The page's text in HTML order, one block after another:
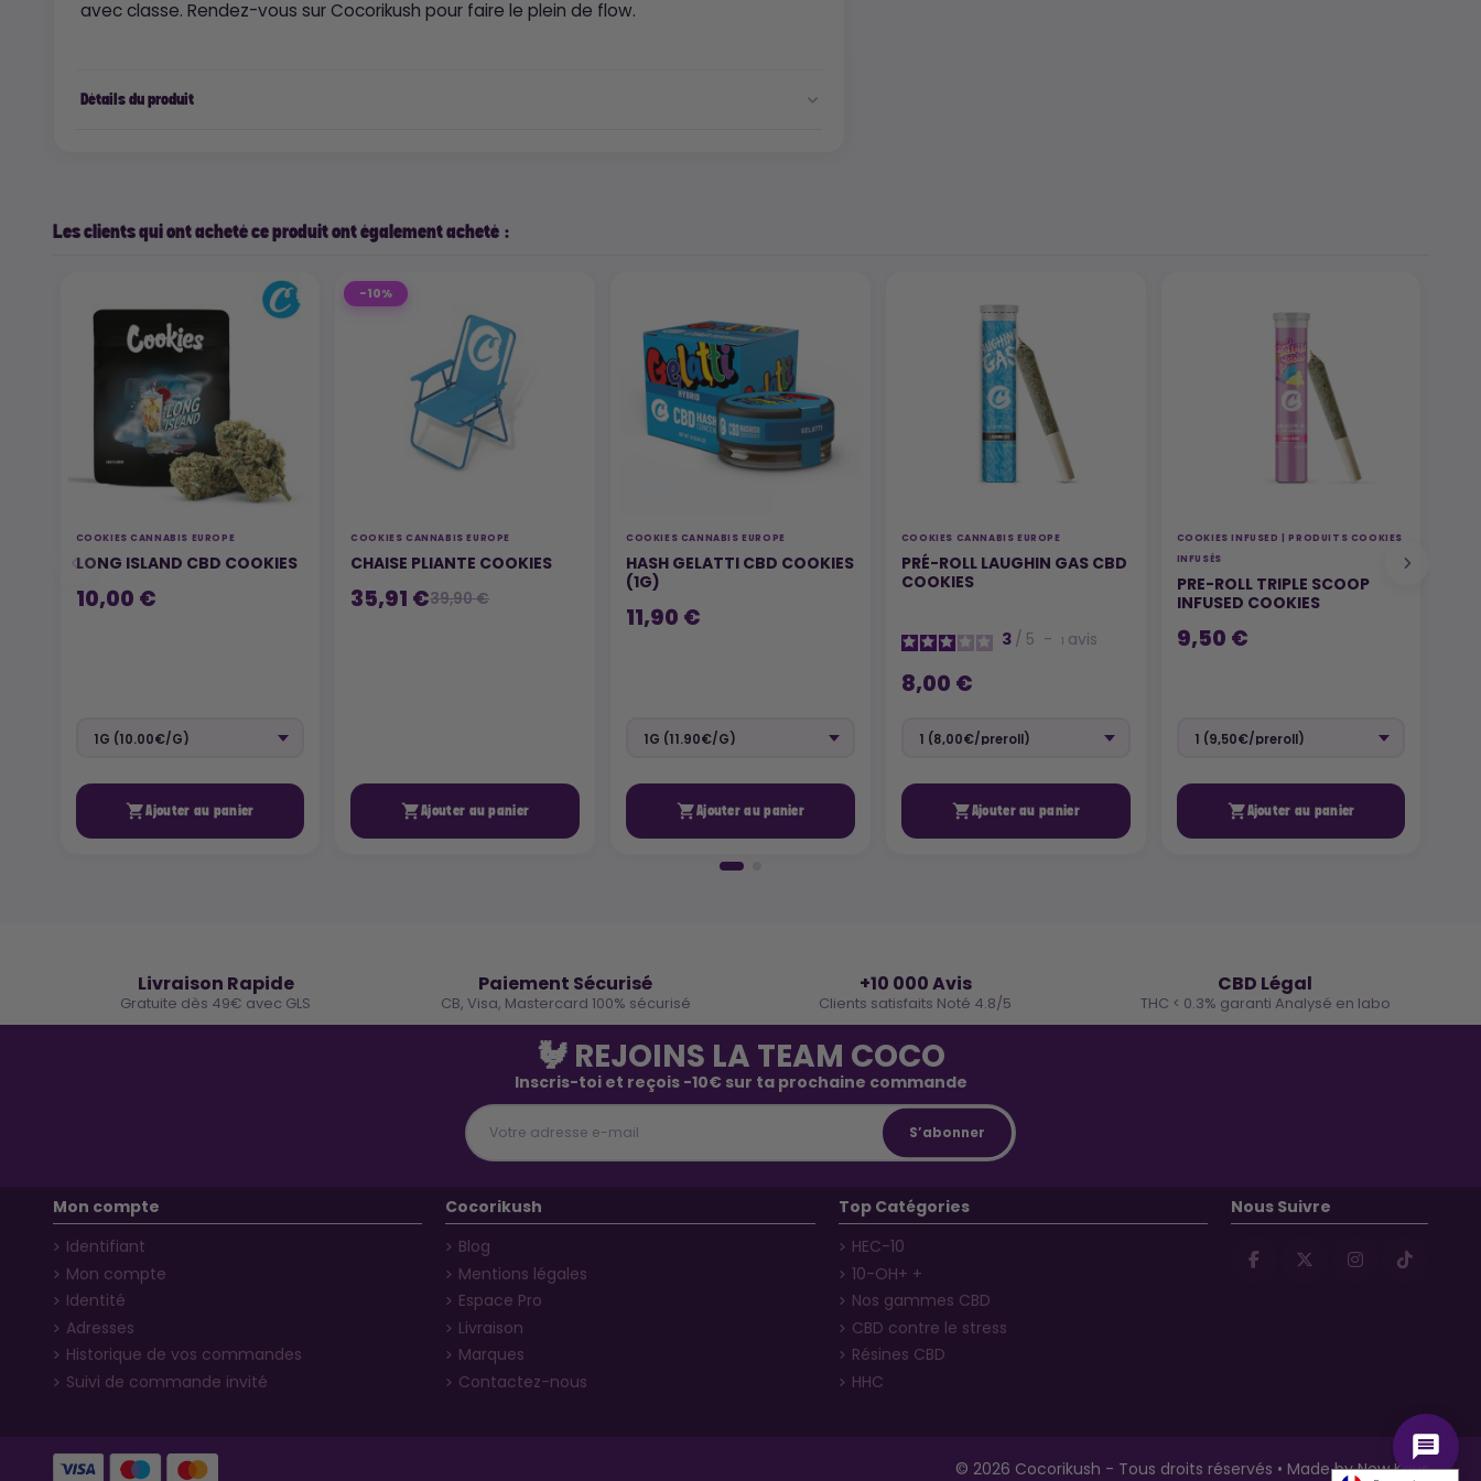
avec classe. Rendez-vous sur Cocorikush pour faire le plein de flow.
Détails du produit
Les clients qui ont acheté ce produit ont également acheté :
COOKIES CANNABIS EUROPE
LONG ISLAND CBD COOKIES
10,00 €
Ajouter au panier
-10%
COOKIES CANNABIS EUROPE
CHAISE PLIANTE COOKIES
35,91 €39,90 €
Ajouter au panier
COOKIES CANNABIS EUROPE
HASH GELATTI CBD COOKIES
(1G)
11,90 €
Ajouter au panier
COOKIES CANNABIS EUROPE
PRÉ-ROLL LAUGHIN GAS CBD
COOKIES
3 / 5 - 1 avis
8,00 €
Ajouter au panier
COOKIES INFUSED | PRODUITS COOKIES
INFUSÉS
PRE-ROLL TRIPLE SCOOP
INFUSED COOKIES
9,50 €
Ajouter au panier
Livraison Rapide
Gratuite dès 49€ avec GLS
Paiement Sécurisé
CB, Visa, Mastercard 100% sécurisé
+10 000 Avis
Clients satisfaits Noté 4.8/5
CBD Légal
THC < 0.3% garanti Analysé en labo
🐓 REJOINS LA TEAM COCO
Inscris-toi et reçois -10€ sur ta prochaine commande
Mon compte
Identifiant
Mon compte
Identité
Adresses
Historique de vos commandes
Suivi de commande invité
Cocorikush
Blog
Mentions légales
Espace Pro
Livraison
Marques
Contactez-nous
Top Catégories
HEC-10
10-OH+ +
Nos gammes CBD
CBD contre le stress
Résines CBD
HHC
Nous Suivre
© 2026 Cocorikush - Tous droits réservés • Made byNew Keys